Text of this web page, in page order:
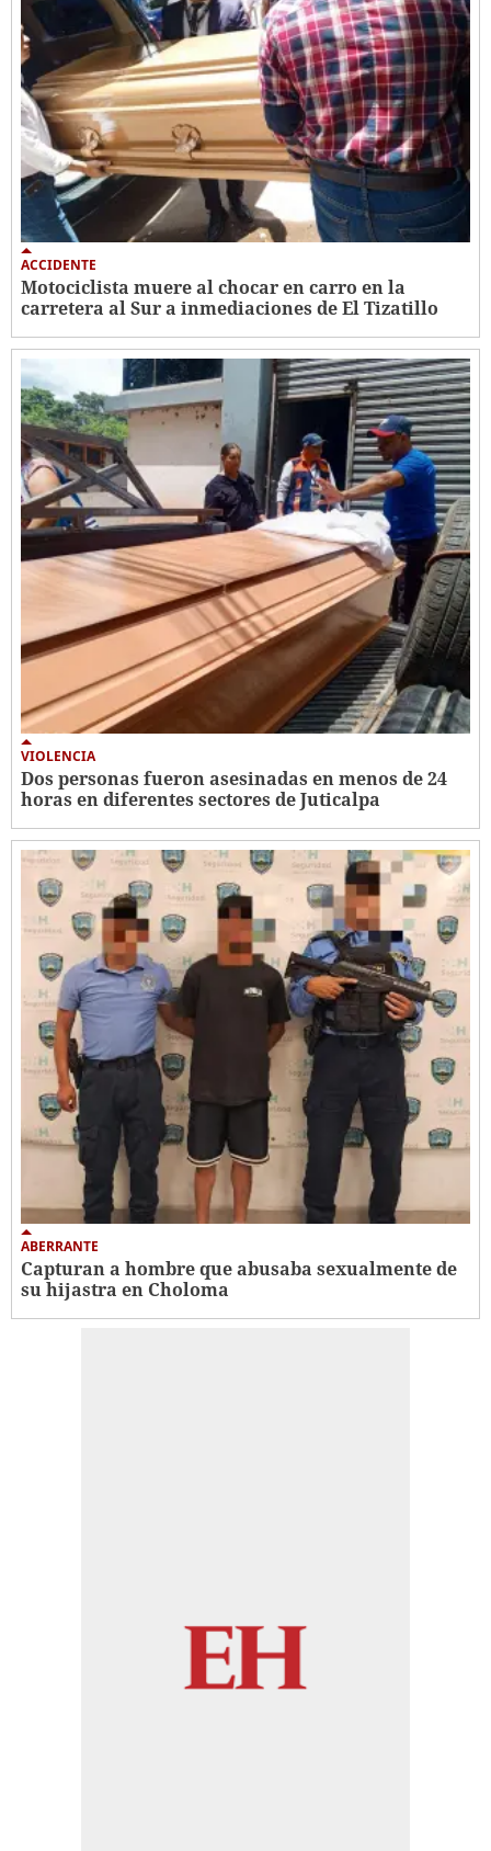
ACCIDENTE
Motociclista muere al chocar en carro en la
carretera al Sur a inmediaciones de El Tizatillo
VIOLENCIA
Dos personas fueron asesinadas en menos de 24
horas en diferentes sectores de Juticalpa
ABERRANTE
Capturan a hombre que abusaba sexualmente de
su hijastra en Choloma